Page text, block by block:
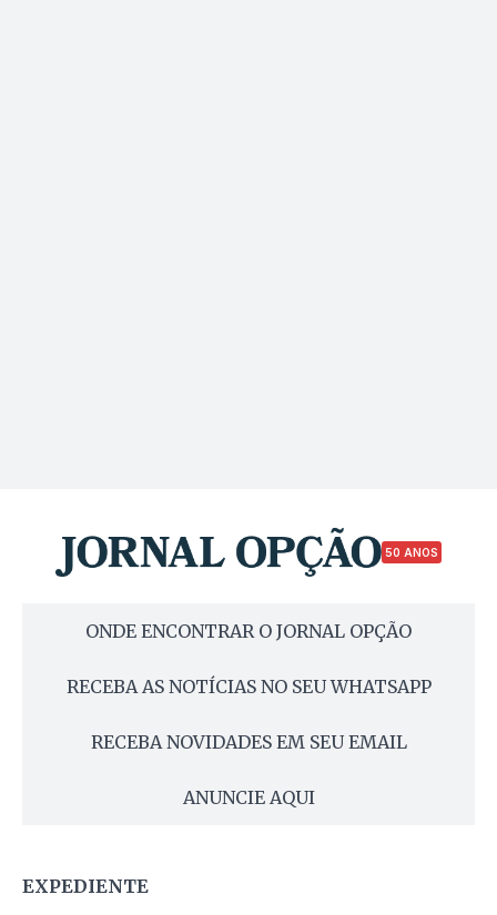
50 ANOS
ONDE ENCONTRAR O JORNAL OPÇÃO
RECEBA AS NOTÍCIAS NO SEU WHATSAPP
RECEBA NOVIDADES EM SEU EMAIL
ANUNCIE AQUI
EXPEDIENTE